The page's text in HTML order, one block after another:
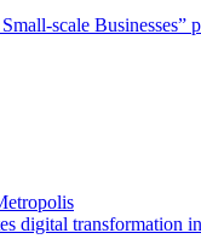
scale Businesses”
digital transformation